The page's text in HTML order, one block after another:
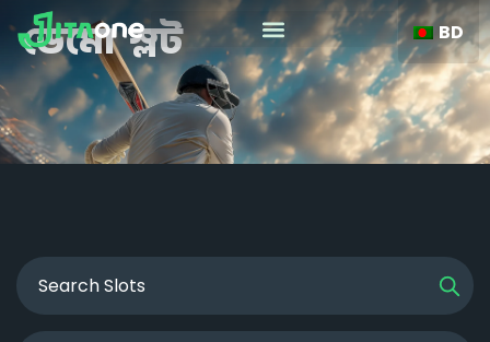
ডেমো স্লট BD